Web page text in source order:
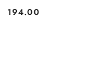
Cena:
194.00